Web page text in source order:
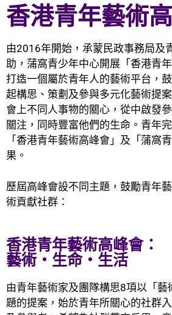
香港青年藝術
由2016年開始，承蒙民政事務局及
助，蒲窩青少年中心開展「香港青
打造一個屬於青年人的藝術平台，
起構思、策劃及參與多元化藝術提
會上不同人事物的關心，從中啟發
關注，同時豐富他們的生命。青年
「香港青年藝術高峰會」及「蒲窩
果。
歷屆高峰會設不同主題，鼓勵青年
術貢獻社群：
香港青年藝術高峰會：
藝術・生命・生活
由青年藝術家及團隊構思8項以「藝
題的提案，始於青年所關心的社群